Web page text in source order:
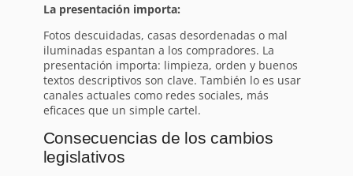
La presentación importa:
Fotos descuidadas, casas desordenadas o mal
iluminadas espantan a los compradores. La
presentación importa: limpieza, orden y buenos
textos descriptivos son clave. También lo es usar
canales actuales como redes sociales, más
eficaces que un simple cartel.
Consecuencias de los cambios
legislativos